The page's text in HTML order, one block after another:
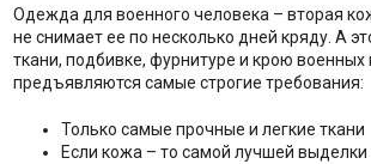
Одежда для военного человека – вторая
не снимает ее по несколько дней кряду. А
ткани, подбивке, фурнитуре и крою военных
предъявляются самые строгие требования:
Только самые прочные и легкие ткани
Если кожа – то самой лучшей выделки